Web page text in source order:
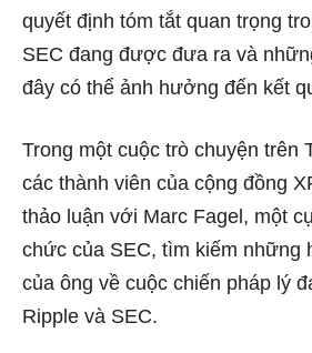
quyết định tóm tắt quan trọng
SEC đang được đưa ra và
đây có thể ảnh hưởng đến kết
Trong một cuộc trò chuyện trên
các thành viên của cộng đồng
thảo luận với Marc Fagel, một
chức của SEC, tìm kiếm những
của ông về cuộc chiến pháp lý
Ripple và SEC.